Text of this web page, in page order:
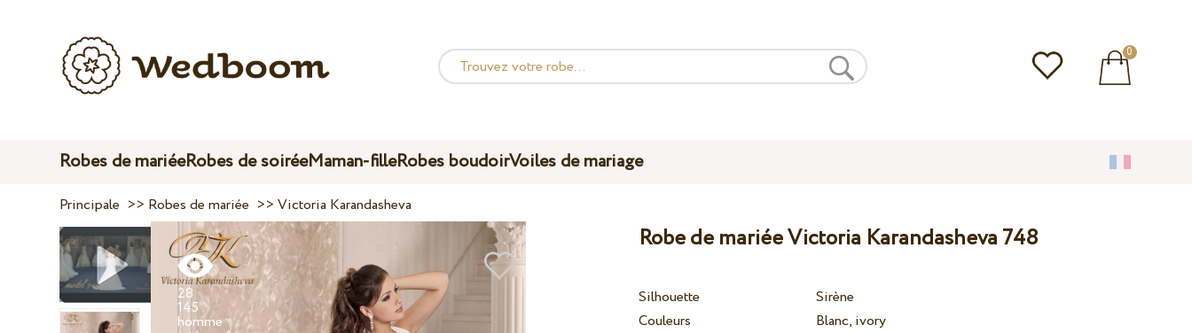
0
Robes de mariéeRobes de soiréeMaman-filleRobes boudoirVoiles de mariage
Principale >> Robes de mariée >>Victoria Karandasheva
28
145
homme
Robe de mariée Victoria Karandasheva 748
Silhouette
Sirène
Couleurs
Blanc, ivory